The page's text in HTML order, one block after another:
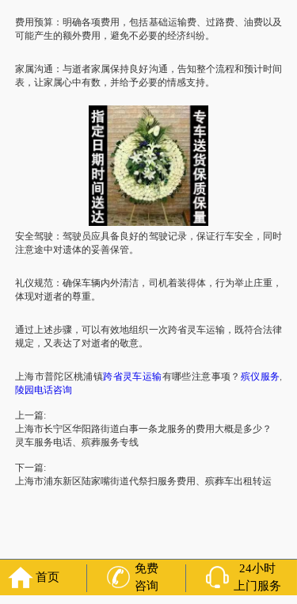
费用预算：明确各项费用，包括基础运输费、过路费、油费以及
可能产生的额外费用，避免不必要的经济纠纷。
家属沟通：与逝者家属保持良好沟通，告知整个流程和预计时间
表，让家属心中有数，并给予必要的情感支持。
安全驾驶：驾驶员应具备良好的驾驶记录，保证行车安全，同时
注意途中对遗体的妥善保管。
礼仪规范：确保车辆内外清洁，司机着装得体，行为举止庄重，
体现对逝者的尊重。
通过上述步骤，可以有效地组织一次跨省灵车运输，既符合法律
规定，又表达了对逝者的敬意。
上海市普陀区桃浦镇跨省灵车运输有哪些注意事项？ 殡仪服务,
陵园电话咨询
上一篇:
上海市长宁区华阳路街道白事一条龙服务的费用大概是多少？
灵车服务电话、殡葬服务专线
下一篇:
上海市浦东新区陆家嘴街道代祭扫服务费用、殡葬车出租转运
友情链接：殡葬服务苏州丧葬公司石家庄殡葬一条龙长沙殡
首页
免费
咨询
24小时
上门服务